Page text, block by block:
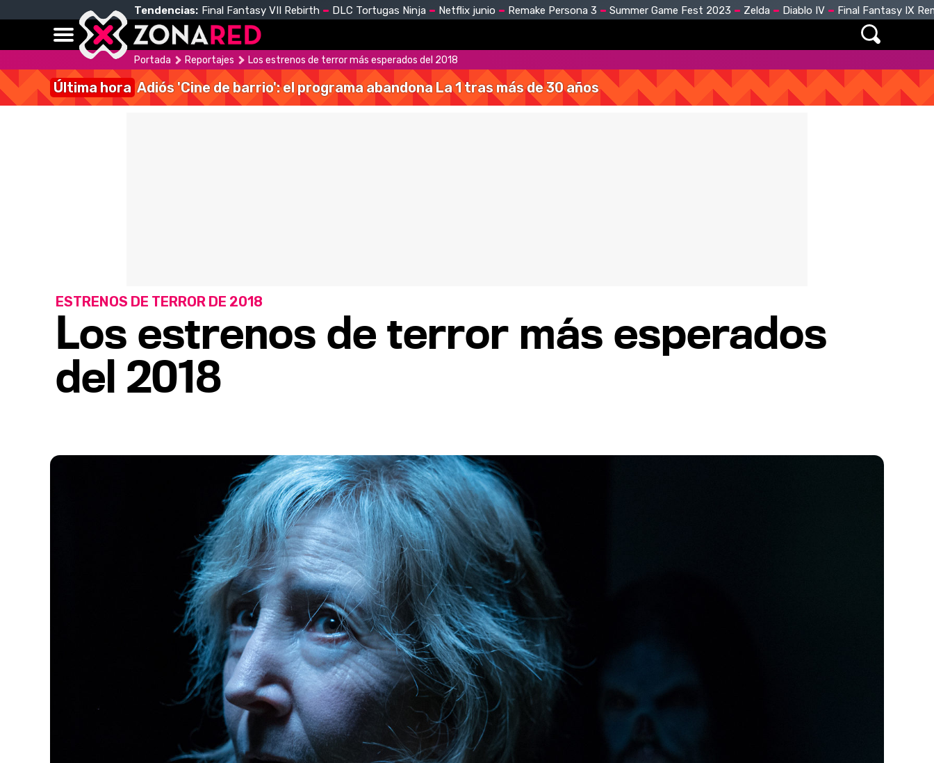
Tendencias: Final Fantasy VII Rebirth DLC Tortugas Ninja Netflix junio Remake Persona 3 Summer Game Fest 2023 Zelda Diablo IV Final Fantasy IX
Portada Reportajes Los estrenos de terror más esperados del 2018
Última hora Adiós 'Cine de barrio': el programa abandona La 1 tras más de 30 años
Los estrenos de terror más esperados
del 2018
ESTRENOS DE TERROR DE 2018